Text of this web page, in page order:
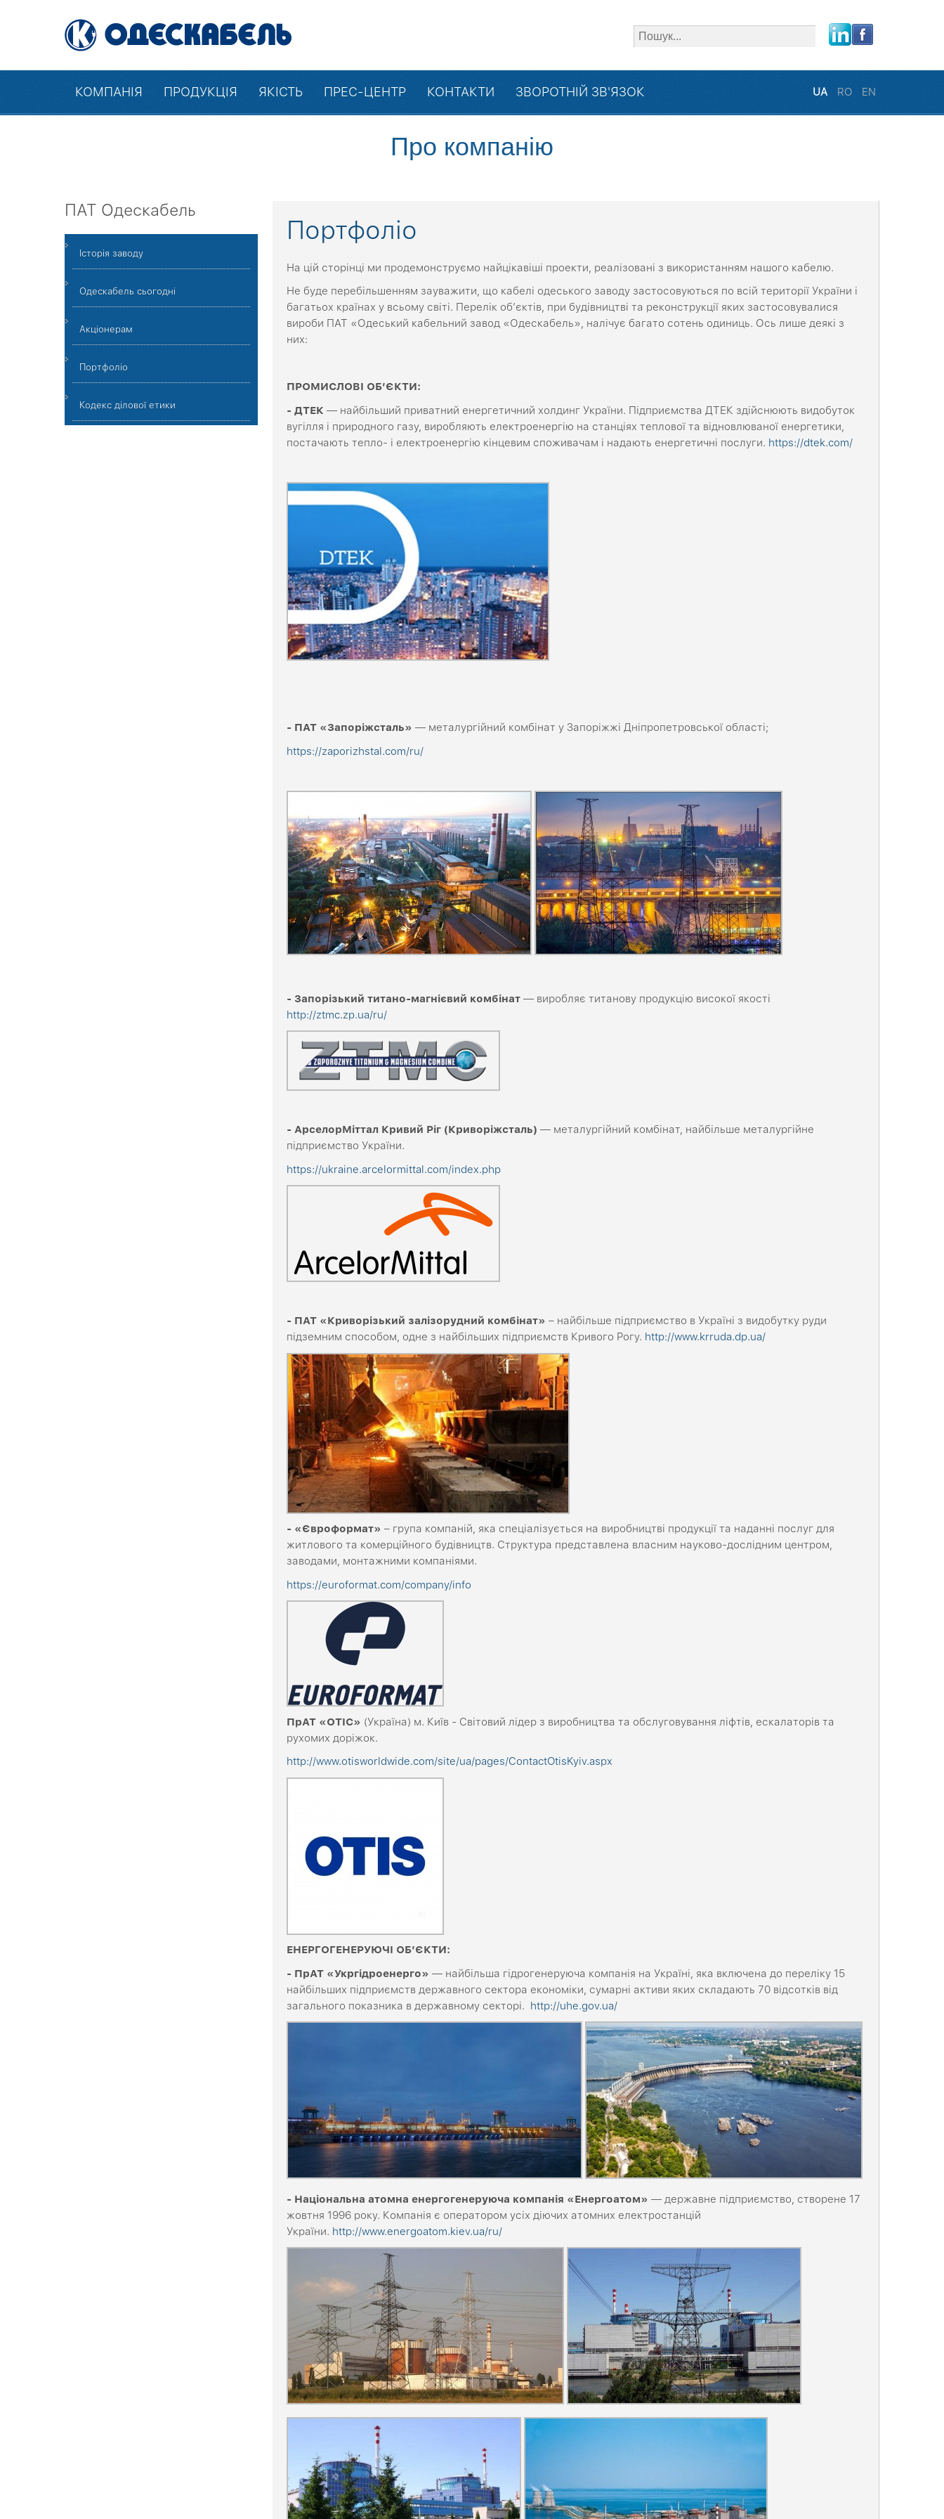
КОМПАНІЯ ПРОДУКЦІЯ ЯКІСТЬ ПРЕС-ЦЕНТР КОНТАКТИ ЗВОРОТНІЙ ЗВ'ЯЗОК UA RO EN
Про компанію
ПАТ Одескабель
Історія заводу
Одескабель сьогодні
Акціонерам
Портфоліо
Кодекс ділової етики
Портфоліо
На цій сторінці ми продемонструємо найцікавіші проекти, реалізовані з використанням нашого кабелю.
Не буде перебільшенням зауважити, що кабелі одеського заводу застосовуються по всій території України і
багатьох країнах у всьому світі. Перелік об’єктів, при будівництві та реконструкції яких застосовувалися
вироби ПАТ «Одеський кабельний завод «Одескабель», налічує багато сотень одиниць. Ось лише деякі з
них:
ПРОМИСЛОВІ ОБ’ЄКТИ:
- ДТЕК — найбільший приватний енергетичний холдинг України. Підприємства ДТЕК здійснюють видобуток
вугілля і природного газу, виробляють електроенергію на станціях теплової та відновлюваної енергетики,
постачають тепло- і електроенергію кінцевим споживачам і надають енергетичні послуги. https://dtek.com/
- ПАТ «Запоріжсталь» — металургійний комбінат у Запоріжжі Дніпропетровської області;
https://zaporizhstal.com/ru/
- Запорізький титано-магнієвий комбінат — виробляє титанову продукцію високої якості
http://ztmc.zp.ua/ru/
- АрселорМіттал Кривий Ріг (Криворіжсталь) — металургійний комбінат, найбільше металургійне
підприємство України.
https://ukraine.arcelormittal.com/index.php
- ПАТ «Криворізький залізорудний комбінат» – найбільше підприємство в Україні з видобутку руди
підземним способом, одне з найбільших підприємств Кривого Рогу. http://www.krruda.dp.ua/
- «Євроформат» – група компаній, яка спеціалізується на виробництві продукції та наданні послуг для
житлового та комерційного будівництв. Структура представлена власним науково-дослідним центром,
заводами, монтажними компаніями.
https://euroformat.com/company/info
ПрАТ «ОТІС» (Україна) м. Київ - Світовий лідер з виробництва та обслуговування ліфтів, ескалаторів та
рухомих доріжок.
http://www.otisworldwide.com/site/ua/pages/ContactOtisKyiv.aspx
ЕНЕРГОГЕНЕРУЮЧІ ОБ’ЄКТИ:
- ПрАТ «Укргідроенерго» — найбільша гідрогенеруюча компанія на Україні, яка включена до переліку 15
найбільших підприємств державного сектора економіки, сумарні активи яких складають 70 відсотків від
загального показника в державному секторі. http://uhe.gov.ua/
- Національна атомна енергогенеруюча компанія «Енергоатом» — державне підприємство, створене 17
жовтня 1996 року. Компанія є оператором усіх діючих атомних електростанцій
України. http://www.energoatom.kiev.ua/ru/
close